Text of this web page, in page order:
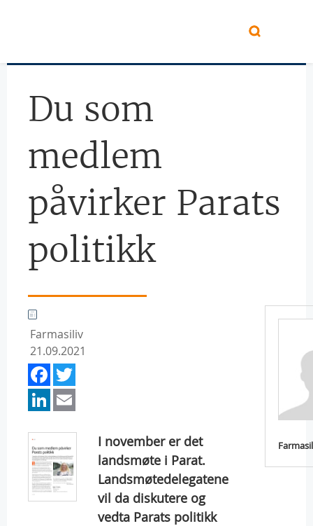
Du som
medlem
påvirker Parats
politikk
Farmasiliv
21.09.2021
Facebook
LinkedIn
I november er det
landsmøte i Parat.
Landsmøtedelegatene
vil da diskutere og
vedta Parats politikk